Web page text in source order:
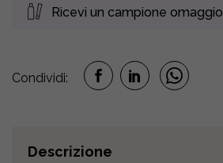
Argan
Ricevi un campione omaggio
Condividi:
Descrizione